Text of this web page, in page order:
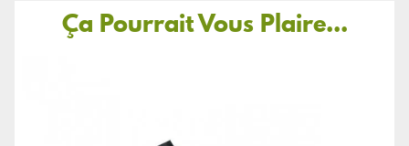
Ça Pourrait Vous Plaire...